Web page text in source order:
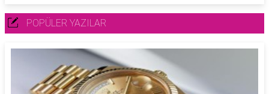
POPÜLER YAZILAR